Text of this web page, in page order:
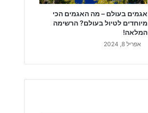
אגמים בעולם – מה האגמים הכי
מיוחדים לטיול בעולם? הרשימה
המלאה!
אפריל 8, 2024